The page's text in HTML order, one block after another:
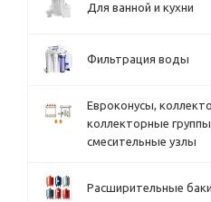
Для ванной и кухни
Фильтрация воды
Евроконусы,
коллекторные
смесительные узлы
Расширительные баки